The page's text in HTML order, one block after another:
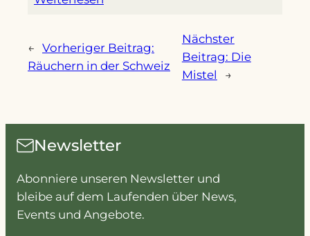
← Vorheriger Beitrag:
Räuchern in der Schweiz
Nächster
Beitrag: Die
Mistel
→
Newsletter
Abonniere unseren Newsletter und
bleibe auf dem Laufenden über News,
Events und Angebote.